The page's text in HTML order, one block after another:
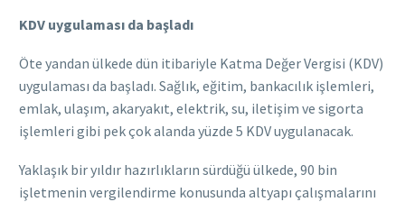
KDV uygulaması da başladı
Öte yandan ülkede dün itibariyle Katma Değer Vergisi (KDV)
uygulaması da başladı. Sağlık, eğitim, bankacılık işlemleri,
emlak, ulaşım, akaryakıt, elektrik, su, iletişim ve sigorta
işlemleri gibi pek çok alanda yüzde 5 KDV uygulanacak.
Yaklaşık bir yıldır hazırlıkların sürdüğü ülkede, 90 bin
işletmenin vergilendirme konusunda altyapı çalışmalarını